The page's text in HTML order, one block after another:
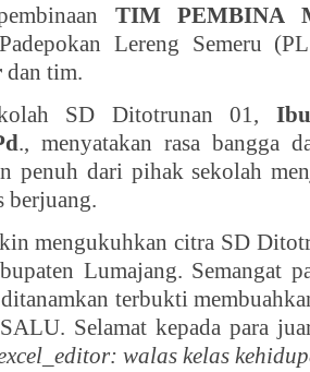
TIM PEMBINA
Lereng Semeru
dan tim.
SD Ditotrunan 01,
., menyatakan rasa bangga
penuh dari pihak sekolah
berjuang.
mengukuhkan citra SD
Lumajang. Semangat
terbukti
Selamat kepada para
walas kelas